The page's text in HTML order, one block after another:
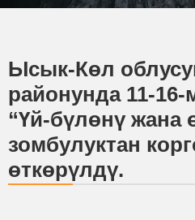
Ысык-Көл
районунда 11-
“Үй-бүлөнү жана
зомбулуктан
өткөрүлдү.